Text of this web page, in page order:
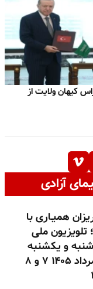
کیهان ولایت از
آزادی
همیـاری با
تلویزیون ملی
و یکشنبه
۱۶ ، ۱۷ و ۱۸ مرداد ۱۴۰۵ ۷ و ۸